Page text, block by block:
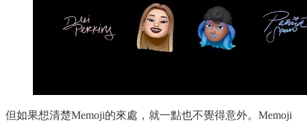
但如果想清楚Memoji的來處，就一點也不覺得意外。Memoji